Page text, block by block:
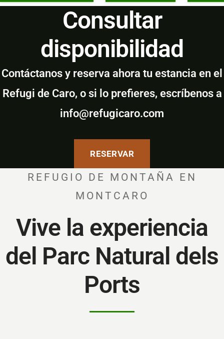
Consultar
disponibilidad
Contáctanos y reserva ahora tu estancia en el
Refugi de Caro, o si lo prefieres, escríbenos a
info@refugicaro.com
RESERVAR
REFUGIO DE MONTAÑA EN
MONTCARO
Vive la experiencia
del Parc Natural dels
Ports